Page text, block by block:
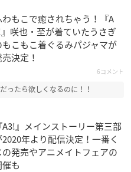
わもこで癒されちゃう！『A
咲也・至が着ていたうさぎ
もこもこ着ぐるみパジャマが
決定！
6コメント
ったら欲しくなるのに！！
A3!』メインストーリー第三部
2020年より配信決定！一番く
の発売やアニメイトフェアの
催も